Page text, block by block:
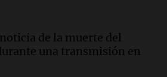
se prepara para una
30.000 turistas y el
de la Vincha
de la muerte del
una transmisión en